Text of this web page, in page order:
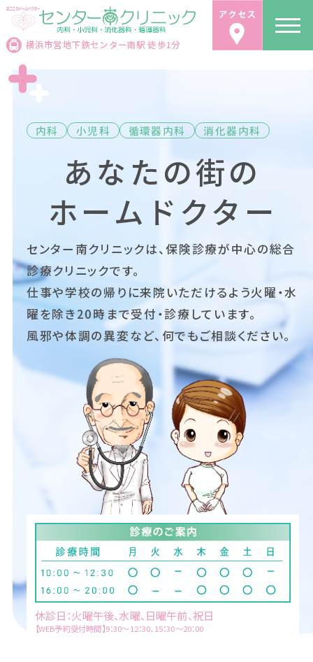
横浜市営地下鉄センター南駅 徒歩1分
内科 小児科 循環器内科 消化器内科
あなたの街の
ホームドクター
センター南クリニックは、保険診療が中心の総合
診療クリニックです。
仕事や学校の帰りに来院いただけるよう火曜・水
曜を除き20時まで受付・診療しています。
風邪や体調の異変など、何でもご相談ください。
休診日：火曜午後、水曜、日曜午前、祝日
【WEB予約受付時間】9：30～12：30、15：30～20：00